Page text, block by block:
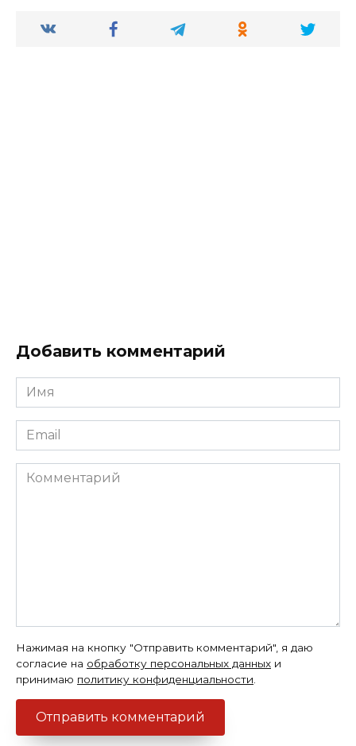
Добавить комментарий
Имя
*
Email
*
Комментарий
Нажимая на кнопку "Отправить комментарий", я даю
согласие на обработку персональных данных и
принимаю политику конфиденциальности.